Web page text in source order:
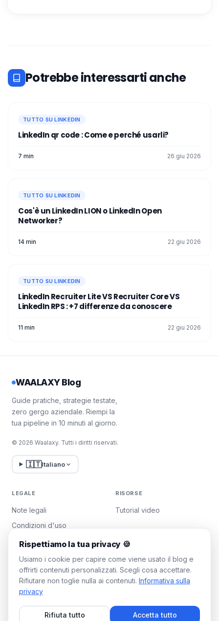
Potrebbe interessarti anche
TUTTO SU LINKEDIN
LinkedIn qr code : Come e perché usarli?
7 min 26 giu 2026
TUTTO SU LINKEDIN
Cos'è un LinkedIn LION o LinkedIn Open
Networker?
14 min 22 giu 2026
TUTTO SU LINKEDIN
LinkedIn Recruiter Lite VS Recruiter Core VS
LinkedIn RPS : +7 differenze da conoscere
11 min 22 giu 2026
WAALAXY Blog
Guide pratiche, strategie testate,
zero gergo aziendale. Riempi la
tua pipeline in 10 minuti al giorno.
© 2026 Waalaxy. Tutti i diritti riservati.
🇮🇹Italiano
LEGALE
Note legali
Condizioni d'uso
Politica sulla privacy
Gestisci i cookie
RISORSE
Tutorial video
WAALAXY
Piano Team
Rispettiamo la tua privacy 🍪
Usiamo i cookie per capire come viene usato il blog e
offrirti contenuti personalizzati. Scegli cosa accettare.
Rifiutare non toglie nulla ai contenuti. Informativa sulla
privacy
Rifiuta tutto Accetta tutto